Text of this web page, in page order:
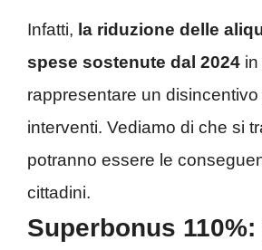
Infatti, la riduzione delle
spese sostenute dal 2024
rappresentare un
interventi. Vediamo di che si
potranno essere le
cittadini.
Superbonus